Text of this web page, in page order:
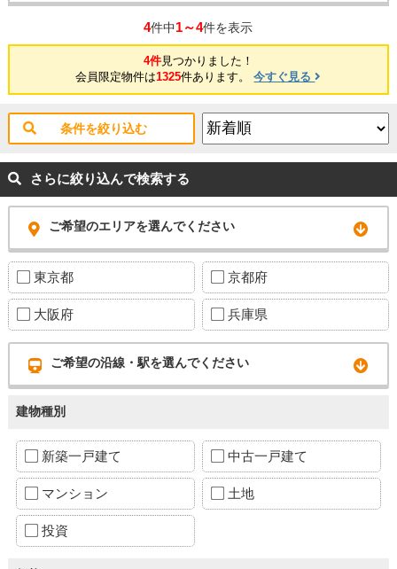
4件中1～4件を表示
4件見つかりました！
会員限定物件は1325件あります。今すぐ見る
条件を絞り込む
さらに絞り込んで検索する
ご希望のエリアを選んでください
東京都 京都府
大阪府 兵庫県
ご希望の沿線・駅を選んでください
建物種別
新築一戸建て 中古一戸建て
マンション 土地
投資